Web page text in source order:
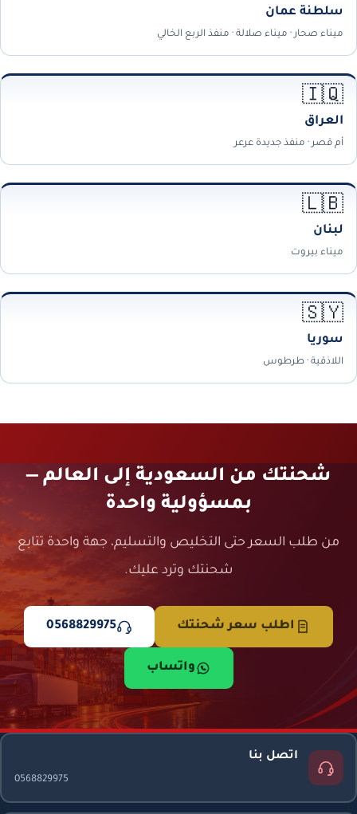
سلطنة عمان
ميناء صحار · ميناء صلالة · منفذ الربع الخالي
🇮🇶
العراق
أم قصر · منفذ جديدة عرعر
🇱🇧
لبنان
ميناء بيروت
🇸🇾
سوريا
اللاذقية · طرطوس
شحنتك من السعودية إلى العالم —
بمسؤولية واحدة
من طلب السعر حتى التخليص والتسليم، جهة واحدة تتابع
شحنتك وترد عليك.
اطلب سعر شحنتك 0568829975
واتساب
اتصل بنا
0568829975